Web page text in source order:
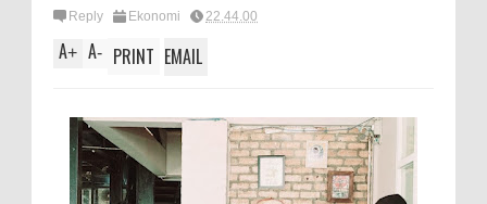
Reply Ekonomi 22.44.00
A+ A- PRINT EMAIL